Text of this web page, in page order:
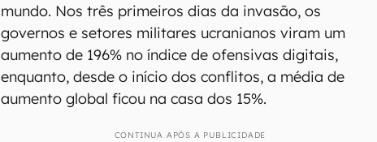
mundo. Nos três primeiros dias da invasão, os
governos e setores militares ucranianos viram um
aumento de 196% no índice de ofensivas digitais,
enquanto, desde o início dos conflitos, a média de
aumento global ficou na casa dos 15%.
CONTINUA APÓS A PUBLICIDADE